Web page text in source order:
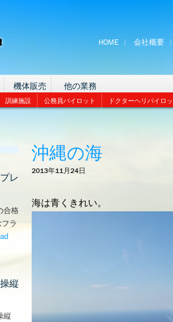
HOME 会社概要
機体販売 他の業務
訓練施設 公務員パイロット ドクターヘリパイロ
沖縄の海
2013年11月24日
海は青くきれい。
レ
合格
ラ
縦
縦